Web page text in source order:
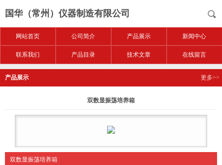
国华（常州）仪器制造有限公司
网站首页 公司简介 产品展示 新闻中心
联系我们 产品目录 技术文章 在线留言
产品展示 更多>>
双数显振荡培养箱
双数显振荡培养箱